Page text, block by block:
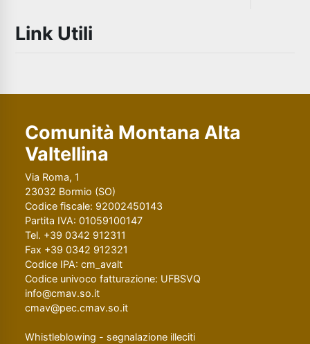
Link Utili
Comunità Montana Alta
Valtellina
Via Roma, 1
23032 Bormio (SO)
Codice fiscale: 92002450143
Partita IVA: 01059100147
Tel. +39 0342 912311
Fax +39 0342 912321
Codice IPA: cm_avalt
Codice univoco fatturazione: UFBSVQ
info@cmav.so.it
cmav@pec.cmav.so.it
Whistleblowing - segnalazione illeciti